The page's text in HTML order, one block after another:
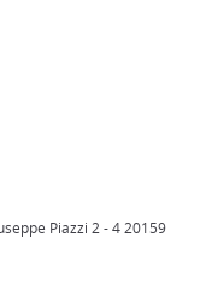
Piazzi 2 - 4 20159